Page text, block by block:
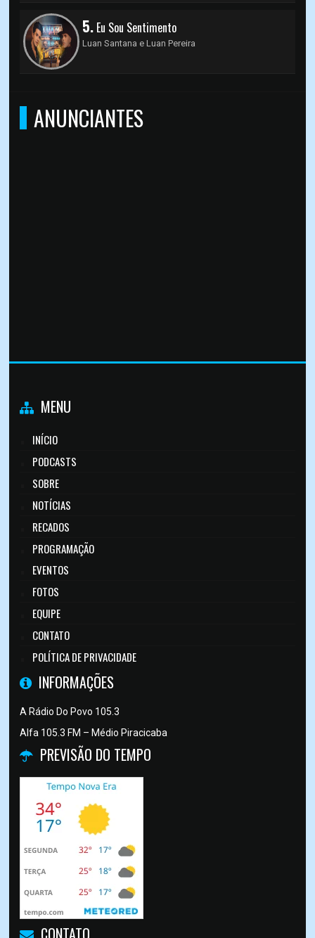
5. Eu Sou Sentimento
Luan Santana e Luan Pereira
ANUNCIANTES
MENU
INÍCIO
PODCASTS
SOBRE
NOTÍCIAS
RECADOS
PROGRAMAÇÃO
EVENTOS
FOTOS
EQUIPE
CONTATO
POLÍTICA DE PRIVACIDADE
INFORMAÇÕES
A Rádio Do Povo 105.3
Alfa 105.3 FM – Médio Piracicaba
PREVISÃO DO TEMPO
CONTATO